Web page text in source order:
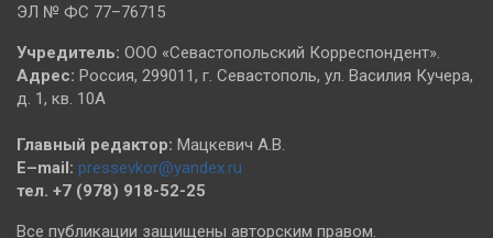
ЭЛ № ФС 77–76715
Учредитель: ООО «Севастопольский Корреспондент».
Адрес: Россия, 299011, г. Севастополь, ул. Василия Кучера,
д. 1, кв. 10А
Главный редактор: Мацкевич А.В.
E–mail: pressevkor@yandex.ru
тел. +7 (978) 918-52-25
Все публикации защищены авторским правом.